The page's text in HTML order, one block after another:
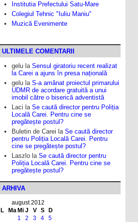
Institutia Prefectului Satu-Mare
Colegiul Tehnic "Iuliu Maniu"
Muzică Evenimente
ULTIMELE COMENTARII
gelu la Sensul giratoriu recent realizat
la Carei a ajuns în presa națională
gelu la S-a amânat proiectul primarului
UDMR de acordare gratuită a unui
imobil către o biserică adventistă
Laci la Se caută director pentru Poliția
Locală Carei. Pentru cine se
pregătește postul?
Buletin de Carei la Se caută director
pentru Poliția Locală Carei. Pentru
cine se pregătește postul?
Laszlo la Se caută director pentru
Poliția Locală Carei. Pentru cine se
pregătește postul?
ARHIVA
august 2012
L
Ma Mi J V S D
1 2 3 4
5